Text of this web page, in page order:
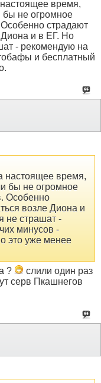
время,
бы не огромное
страдают
и в ЕГ. Но
- рекомендую на
и бесплатный
настоящее время,
бы не огромное
Особенно
возле Диона и
не страшат -
минусов -
это уже менее
?
слили один раз
серв Пкашнегов